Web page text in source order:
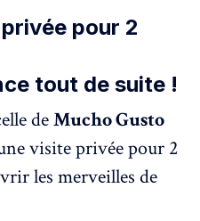
pour 2
tout de suite !
deMucho Gusto
visite privée pour 2
les merveilles de